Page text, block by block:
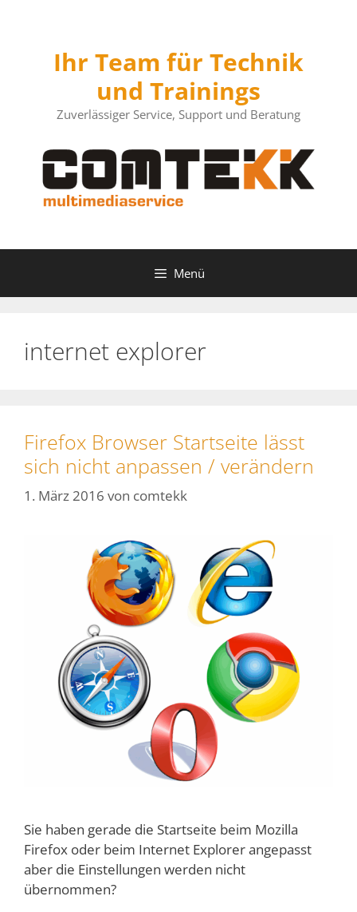
Ihr Team für Technik
und Trainings
Zuverlässiger Service, Support und Beratung
Menü
internet explorer
Firefox Browser Startseite lässt
sich nicht anpassen / verändern
1. März 2016 von comtekk
Sie haben gerade die Startseite beim Mozilla
Firefox oder beim Internet Explorer angepasst
aber die Einstellungen werden nicht
übernommen?